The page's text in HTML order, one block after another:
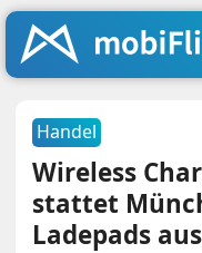
Handel
Wireless
stattet
Ladepads aus